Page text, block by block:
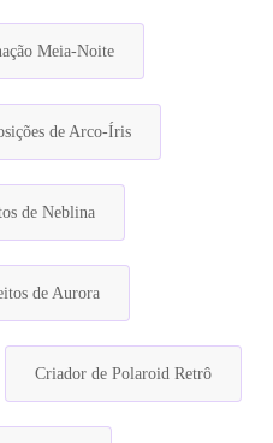
Meia-Noite
de Arco-Íris
de Neblina
de Aurora
Criador de Polaroid Retrô